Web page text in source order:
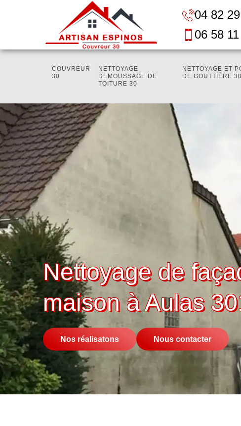
04 82
06 58
COUVREUR
30
NETTOYAGE
DEMOUSSAGE DE
TOITURE 30
NETTOYAGE ET
DE GOUTTIÈRE 30
Nettoyage de
maison à Aulas
Nos réalisatons Nous contacter